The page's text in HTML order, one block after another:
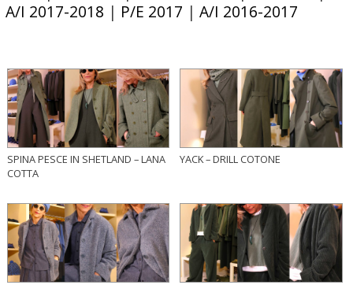
A/I 2017-2018 | P/E 2017 | A/I 2016-2017
SPINA PESCE IN SHETLAND – LANA
COTTA
YACK – DRILL COTONE